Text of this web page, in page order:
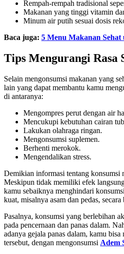
Rempah-rempah tradisional
Makanan yang tinggi vitamin
Minum air putih sesuai dosis
Baca juga: 5 Menu Makanan
Tips Mengurangi
Selain mengonsumsi makanan yang
lain yang dapat membantu kamu
di antaranya:
Mengompres perut dengan air
Mencukupi kebutuhan cairan
Lakukan olahraga ringan.
Mengonsumsi suplemen.
Berhenti merokok.
Mengendalikan stress.
Demikian informasi tentang konsumsi
Meskipun tidak memiliki efek
kamu sebaiknya menghindari
kuat, misalnya asam dan pedas, secara
Pasalnya, konsumsi yang berlebihan
pada pencernaan dan panas dalam.
adanya gejala panas dalam, kamu
tersebut, dengan mengonsumsi Adem